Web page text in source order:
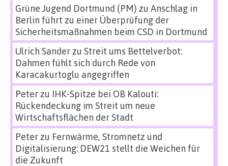
Grüne Jugend Dortmund (PM) zu Anschlag in
Berlin führt zu einer Überprüfung der
Sicherheitsmaßnahmen beim CSD in Dortmund
Ulrich Sanderzu Streit ums Bettelverbot:
Dahmen fühlt sich durch Rede von
Karacakurtoglu angegriffen
Peterzu IHK-Spitze bei OB Kalouti:
Rückendeckung im Streit um neue
Wirtschaftsflächen der Stadt
Peterzu Fernwärme, Stromnetz und
Digitalisierung: DEW21 stellt die Weichen für
die Zukunft